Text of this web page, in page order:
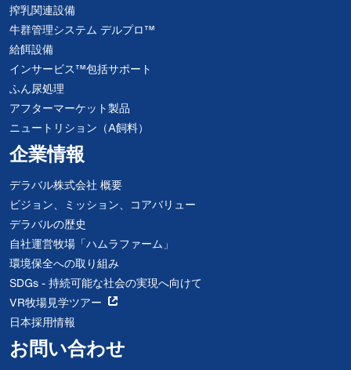
搾乳関連設備
牛群管理システム デルプロ™
給餌設備
インサービス™包括サポート
ふん尿処理
アフターマーケット製品
ニュートリション（A飼料）
企業情報
デラバル株式会社 概要
ビジョン、ミッション、コアバリュー
デラバルの歴史
自社運営牧場「ハムラファーム」
環境保全への取り組み
SDGs - 持続可能な社会の実現へ向けて
VR牧場見学ツアー
日本採用情報
お問い合わせ